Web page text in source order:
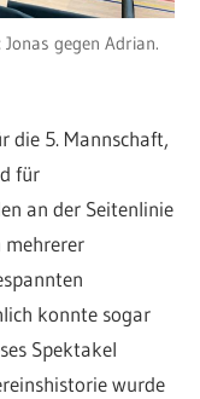
gegen Adrian.
die 5. Mannschaft,
für
an der Seitenlinie
mehrerer
konnte sogar
Spektakel
wurde